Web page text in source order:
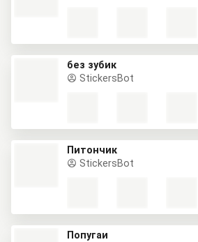
без зубик
StickersBot
Питончик
StickersBot
Попугаи